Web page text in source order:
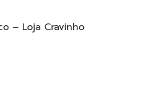
– Loja Cravinho